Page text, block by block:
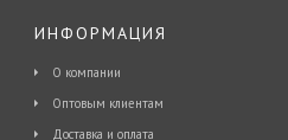
ИНФОРМАЦИЯ
О компании
Оптовым клиентам
Доставка и оплата